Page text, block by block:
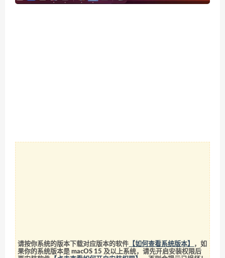
请按你系统的版本下载对应版本的软件 【如何查看系统版本】
，如
果你的系统版本是 macOS 15 及以上系统，请先开启安装权限后